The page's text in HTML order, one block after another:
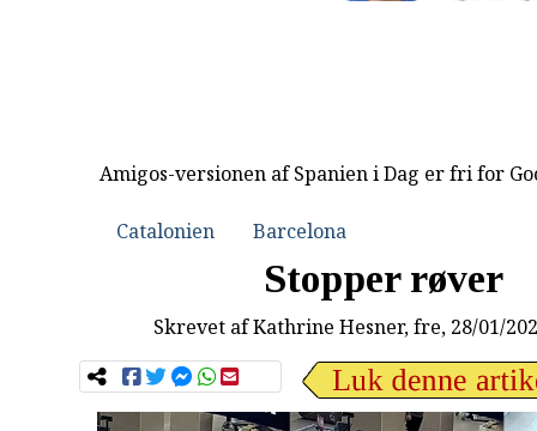
Amigos-versionen af Spanien i Dag er fri for
Catalonien Barcelona
Stopper røver
Skrevet afKathrine Hesner, fre, 28/01/